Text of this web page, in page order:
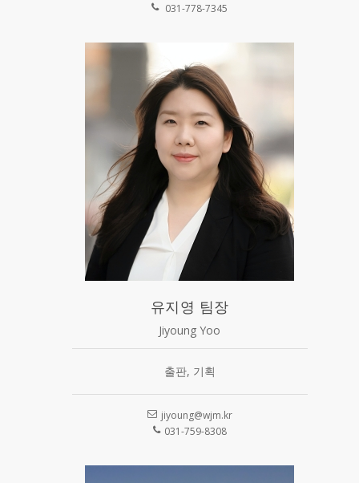
031-778-7345
유지영 팀장
Jiyoung Yoo
출판, 기획
jiyoung@wjm.kr
031-759-8308